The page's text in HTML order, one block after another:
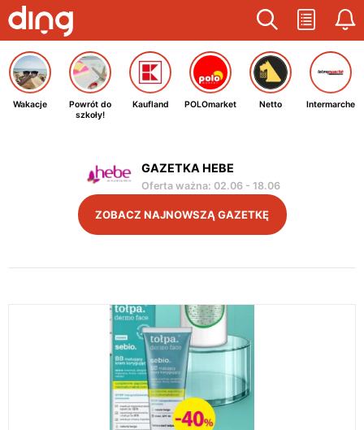
Wakacje
Powrót do
szkoły!
Kaufland POLOmarket Netto Intermarche
GAZETKA HEBE
Oferta ważna: 02.06- 18.06
ZOBACZ NAJNOWSZĄ GAZETKĘ